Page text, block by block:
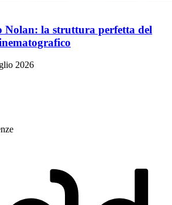
Nolan: la struttura perfetta del
2026